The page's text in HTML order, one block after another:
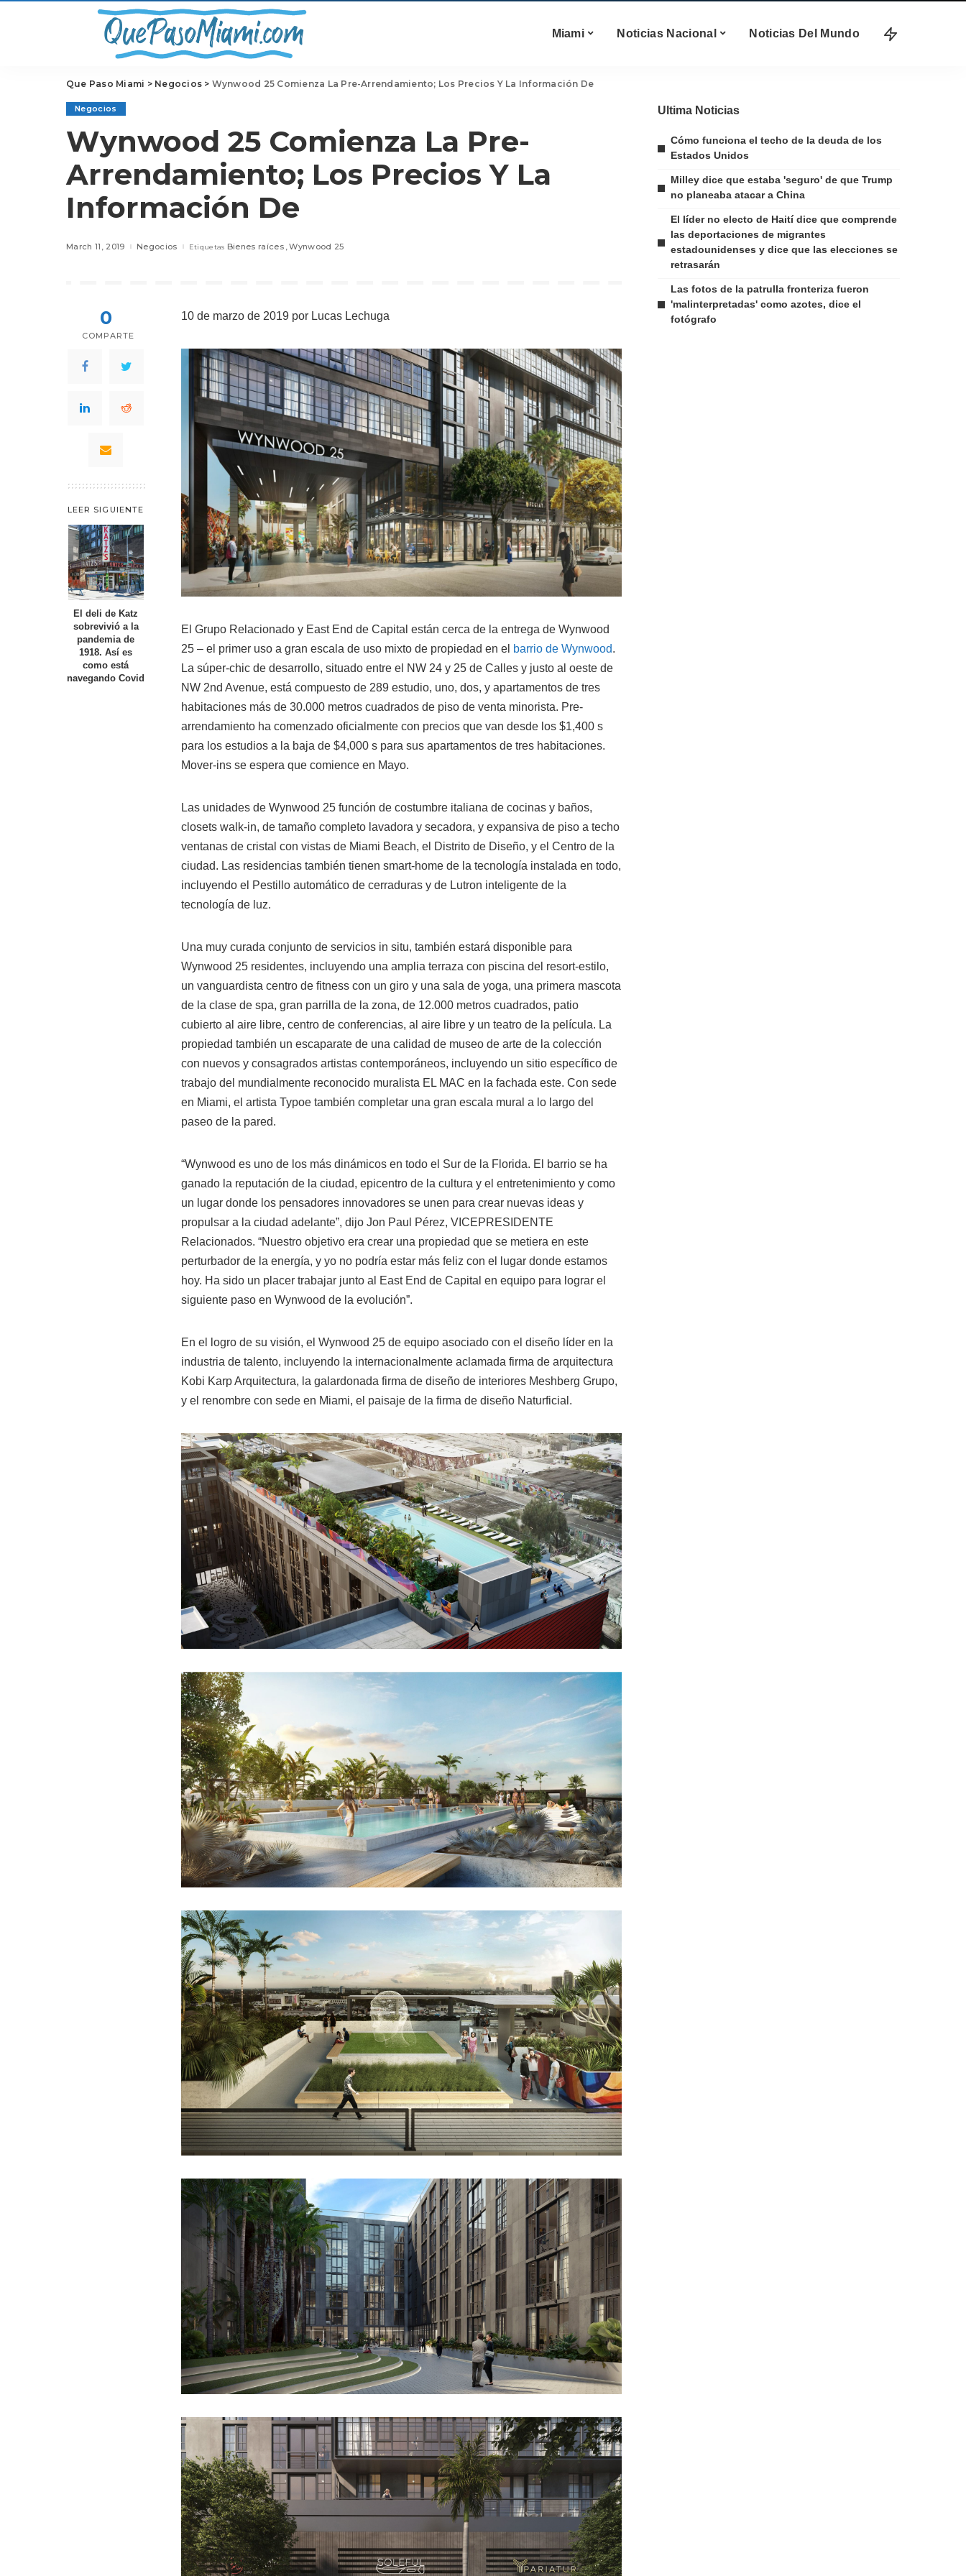
Miami Noticias Nacional Noticias Del Mundo
Que Paso Miami > Negocios > Wynwood 25 Comienza La Pre-Arrendamiento; Los Precios Y La Información De
Negocios
Wynwood 25 Comienza La Pre-
Arrendamiento; Los Precios Y La
Información De
March 11, 2019 Negocios Etiquetas Bienes raíces Wynwood 25
0
COMPARTE
LEER SIGUIENTE
El deli de Katz
sobrevivió a la
pandemia de
1918. Así es
como está
navegando Covid
10 de marzo de 2019 por Lucas Lechuga
El Grupo Relacionado y East End de Capital están cerca de la entrega de Wynwood
25 – el primer uso a gran escala de uso mixto de propiedad en el barrio de Wynwood.
La súper-chic de desarrollo, situado entre el NW 24 y 25 de Calles y justo al oeste de
NW 2nd Avenue, está compuesto de 289 estudio, uno, dos, y apartamentos de tres
habitaciones más de 30.000 metros cuadrados de piso de venta minorista. Pre-
arrendamiento ha comenzado oficialmente con precios que van desde los $1,400 s
para los estudios a la baja de $4,000 s para sus apartamentos de tres habitaciones.
Mover-ins se espera que comience en Mayo.
Las unidades de Wynwood 25 función de costumbre italiana de cocinas y baños,
closets walk-in, de tamaño completo lavadora y secadora, y expansiva de piso a techo
ventanas de cristal con vistas de Miami Beach, el Distrito de Diseño, y el Centro de la
ciudad. Las residencias también tienen smart-home de la tecnología instalada en todo,
incluyendo el Pestillo automático de cerraduras y de Lutron inteligente de la
tecnología de luz.
Una muy curada conjunto de servicios in situ, también estará disponible para
Wynwood 25 residentes, incluyendo una amplia terraza con piscina del resort-estilo,
un vanguardista centro de fitness con un giro y una sala de yoga, una primera mascota
de la clase de spa, gran parrilla de la zona, de 12.000 metros cuadrados, patio
cubierto al aire libre, centro de conferencias, al aire libre y un teatro de la película. La
propiedad también un escaparate de una calidad de museo de arte de la colección
con nuevos y consagrados artistas contemporáneos, incluyendo un sitio específico de
trabajo del mundialmente reconocido muralista EL MAC en la fachada este. Con sede
en Miami, el artista Typoe también completar una gran escala mural a lo largo del
paseo de la pared.
“Wynwood es uno de los más dinámicos en todo el Sur de la Florida. El barrio se ha
ganado la reputación de la ciudad, epicentro de la cultura y el entretenimiento y como
un lugar donde los pensadores innovadores se unen para crear nuevas ideas y
propulsar a la ciudad adelante”, dijo Jon Paul Pérez, VICEPRESIDENTE
Relacionados. “Nuestro objetivo era crear una propiedad que se metiera en este
perturbador de la energía, y yo no podría estar más feliz con el lugar donde estamos
hoy. Ha sido un placer trabajar junto al East End de Capital en equipo para lograr el
siguiente paso en Wynwood de la evolución”.
En el logro de su visión, el Wynwood 25 de equipo asociado con el diseño líder en la
industria de talento, incluyendo la internacionalmente aclamada firma de arquitectura
Kobi Karp Arquitectura, la galardonada firma de diseño de interiores Meshberg Grupo,
y el renombre con sede en Miami, el paisaje de la firma de diseño Naturficial.
Ultima Noticias
Cómo funciona el techo de la deuda de los
Estados Unidos
Milley dice que estaba 'seguro' de que Trump
no planeaba atacar a China
El líder no electo de Haití dice que comprende
las deportaciones de migrantes
estadounidenses y dice que las elecciones se
retrasarán
Las fotos de la patrulla fronteriza fueron
'malinterpretadas' como azotes, dice el
fotógrafo